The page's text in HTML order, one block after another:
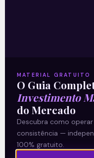
O Fed vai
Tapering. Essa
pautado as
investidores
MATERIAL GRATUITO
O Guia
Investimento
do Mercado
Descubra como
consistência —
100% gratuito.